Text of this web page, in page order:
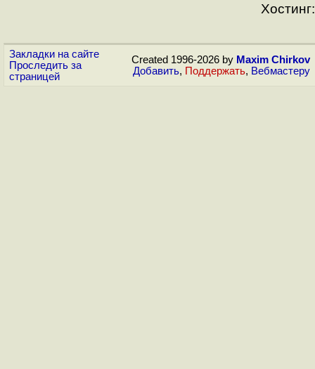
Хостинг:
Закладки на сайте
Проследить за
страницей
Created 1996-2026 by Maxim Chirkov
Добавить, Поддержать, Вебмастеру